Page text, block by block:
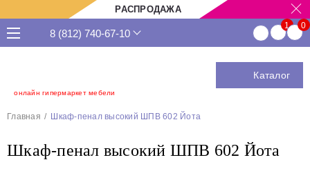
РАСПРОДАЖА
онлайн гипермаркет мебели
8 (812) 740-67-10
Каталог
Главная Шкаф-пенал высокий ШПВ 602 Йота
Шкаф-пенал высокий ШПВ 602 Йота